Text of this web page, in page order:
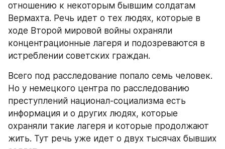
отношению к некоторым бывшим солдатам
Вермахта. Речь идет о тех людях, которые в
ходе Второй мировой войны охраняли
концентрационные лагеря и подозреваются в
истреблении советских граждан.
Всего под расследование попало семь человек.
Но у немецкого центра по расследованию
преступлений национал-социализма есть
информация и о других людях, которые
охраняли такие лагеря и которые продолжают
жить. Тут речь уже идет о двух тысячах бывших